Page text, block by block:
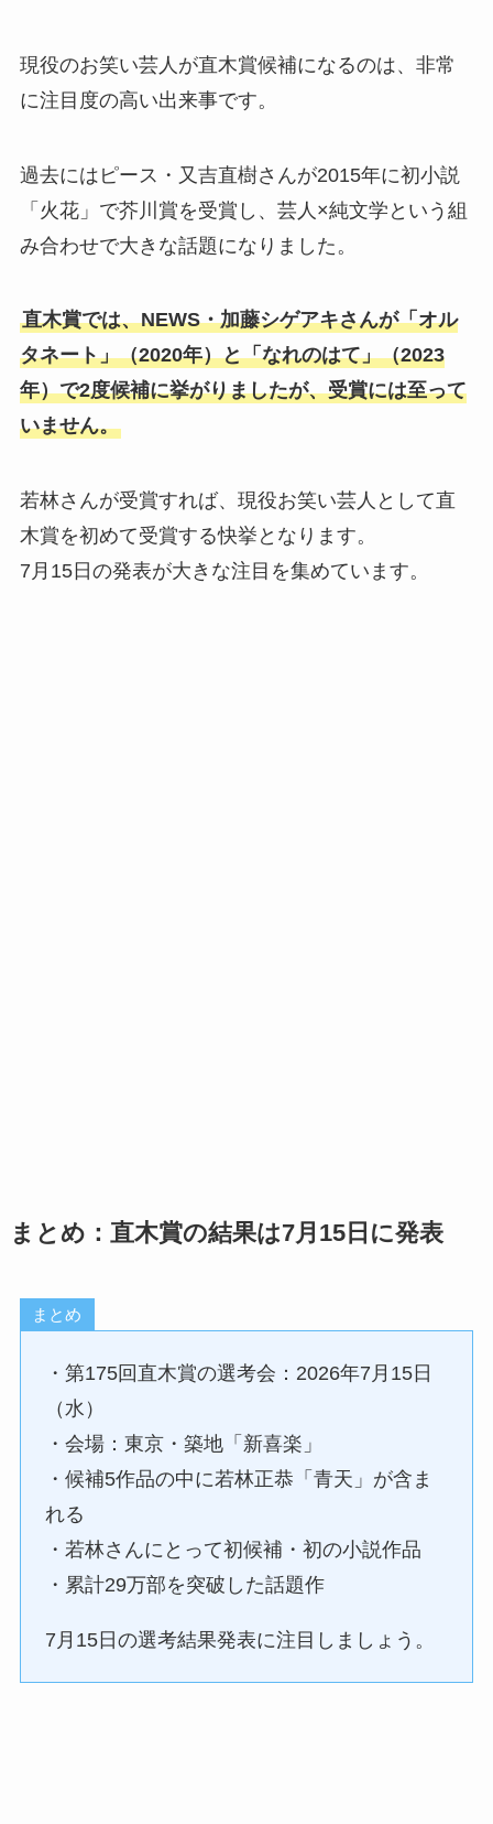
現役のお笑い芸人が直木賞候補になるのは、非常
に注目度の高い出来事です。
過去にはピース・又吉直樹さんが2015年に初小説
「火花」で芥川賞を受賞し、芸人×純文学という組
み合わせで大きな話題になりました。
直木賞では、NEWS・加藤シゲアキさんが「オル
タネート」（2020年）と「なれのはて」（2023
年）で2度候補に挙がりましたが、受賞には至って
いません。
若林さんが受賞すれば、現役お笑い芸人として直
木賞を初めて受賞する快挙となります。
7月15日の発表が大きな注目を集めています。
まとめ：直木賞の結果は7月15日に発表
まとめ
・第175回直木賞の選考会：2026年7月15日
（水）
・会場：東京・築地「新喜楽」
・候補5作品の中に若林正恭「青天」が含ま
れる
・若林さんにとって初候補・初の小説作品
・累計29万部を突破した話題作
7月15日の選考結果発表に注目しましょう。